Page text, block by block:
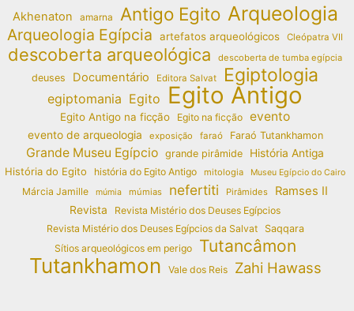
Akhenaton amarna Antigo Egito Arqueologia
Arqueologia Egípcia artefatos arqueológicos Cleópatra VII
descoberta arqueológica descoberta de tumba egípcia
deuses Documentário Editora Salvat Egiptologia
egiptomania Egito Egito Antigo
Egito Antigo na ficção Egito na ficção evento
evento de arqueologia exposição faraó Faraó Tutankhamon
Grande Museu Egípcio grande pirâmide
História Antiga
História do Egito
história do Egito Antigo mitologia Museu Egípcio do Cairo
Márcia Jamille múmia múmias nefertiti Pirâmides Ramses II
Revista
Revista Mistério dos Deuses Egípcios
Revista Mistério dos Deuses Egípcios da Salvat
Saqqara
Sítios arqueológicos em perigo
Tutancâmon
Tutankhamon Vale dos Reis Zahi Hawass